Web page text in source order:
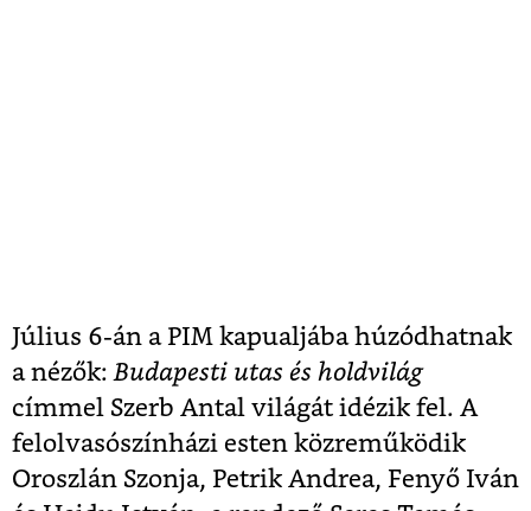
Július 6-án a PIM kapualjába húzódhatnak
a nézők: Budapesti utas és holdvilág
címmel Szerb Antal világát idézik fel. A
felolvasószínházi esten közreműködik
Oroszlán Szonja, Petrik Andrea, Fenyő Iván